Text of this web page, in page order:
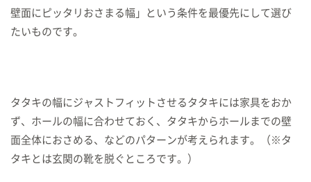
壁面にピッタリおさまる幅」という条件を最優先にして選び
たいものです。
タタキの幅にジャストフィットさせるタタキには家具をおか
ず、ホールの幅に合わせておく、タタキからホールまでの壁
面全体におさめる、などのパターンが考えられます。（※タ
タキとは玄関の靴を脱ぐところです。）